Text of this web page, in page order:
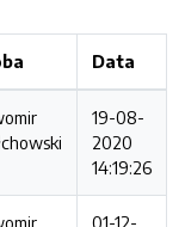
Data
19-08-
2020
14:19:26
01-12-